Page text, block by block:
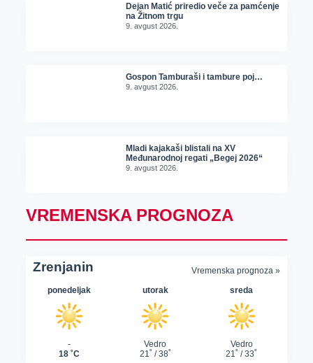
Dejan Matić priredio veče za pamćenje
na Žitnom trgu
9. avgust 2026.
Gospon Tamburaši i tambure poj…
9. avgust 2026.
Mladi kajakaši blistali na XV
Međunarodnoj regati „Begej 2026“
9. avgust 2026.
VREMENSKA PROGNOZA